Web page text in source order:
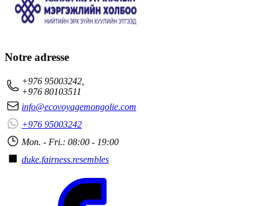
Notre adresse
+976 95003242,
+976 80103511
info@ecovoyagemongolie.com
+976 95003242
Mon. - Fri.: 08:00 - 19:00
duke.fairness.resembles